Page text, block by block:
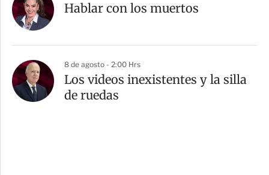
Hablar con los muertos
8 de agosto - 2:00 Hrs
Los videos inexistentes y la silla
de ruedas